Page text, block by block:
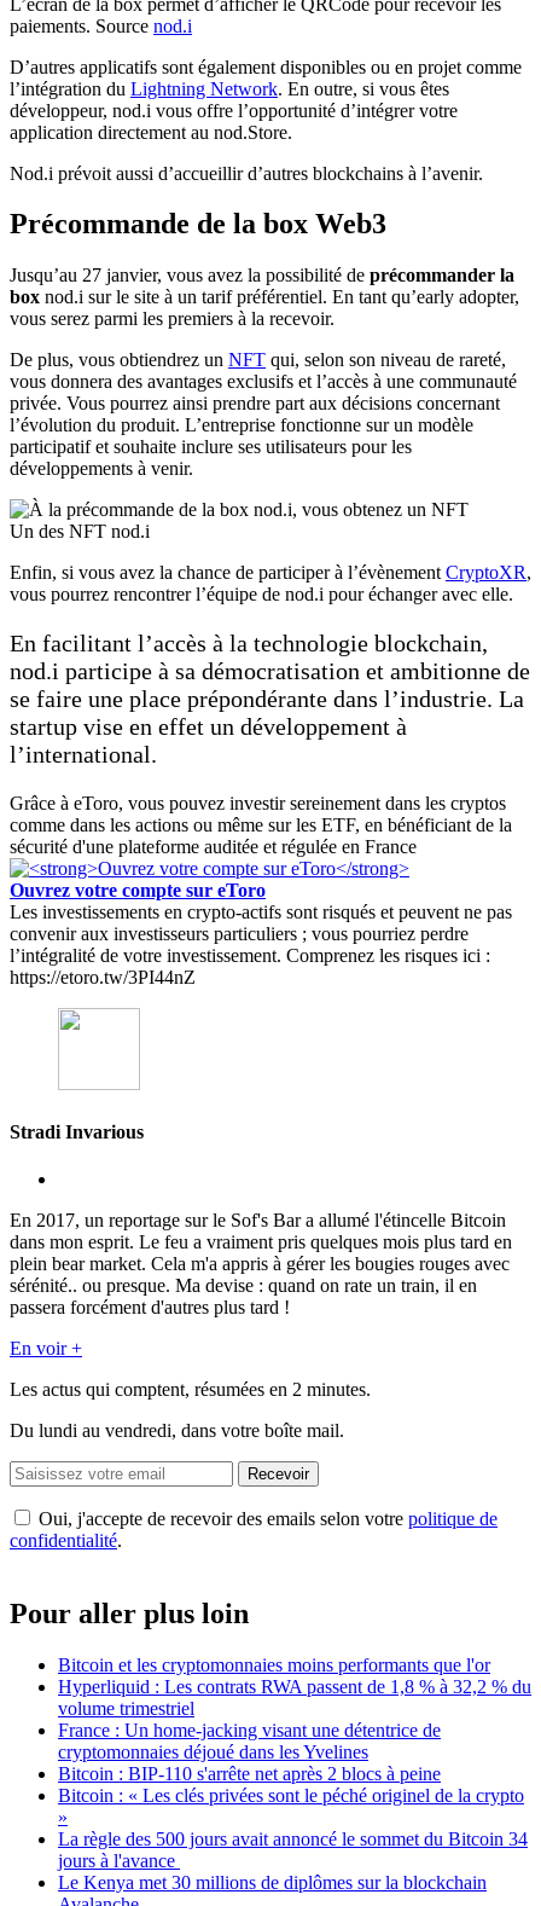
paiements. Source nod.i
D’autres applicatifs sont également disponibles ou en projet comme
l’intégration du Lightning Network. En outre, si vous êtes
développeur, nod.i vous offre l’opportunité d’intégrer votre
application directement au nod.Store.
Nod.i prévoit aussi d’accueillir d’autres blockchains à l’avenir.
Précommande de la box Web3
Jusqu’au 27 janvier, vous avez la possibilité de précommander la
box nod.i sur le site à un tarif préférentiel. En tant qu’early adopter,
vous serez parmi les premiers à la recevoir.
De plus, vous obtiendrez un NFT qui, selon son niveau de rareté,
vous donnera des avantages exclusifs et l’accès à une communauté
privée. Vous pourrez ainsi prendre part aux décisions concernant
l’évolution du produit. L’entreprise fonctionne sur un modèle
participatif et souhaite inclure ses utilisateurs pour les
développements à venir.
Un des NFT nod.i
Enfin, si vous avez la chance de participer à l’évènement CryptoXR,
vous pourrez rencontrer l’équipe de nod.i pour échanger avec elle.
En facilitant l’accès à la technologie blockchain,
nod.i participe à sa démocratisation et ambitionne de
se faire une place prépondérante dans l’industrie. La
startup vise en effet un développement à
l’international.
Grâce à eToro, vous pouvez investir sereinement dans les cryptos
comme dans les actions ou même sur les ETF, en bénéficiant de la
sécurité d'une plateforme auditée et régulée en France
Ouvrez votre compte sur eToro
Les investissements en crypto-actifs sont risqués et peuvent ne pas
convenir aux investisseurs particuliers ; vous pourriez perdre
l’intégralité de votre investissement. Comprenez les risques ici :
https://etoro.tw/3PI44nZ
Stradi Invarious
En 2017, un reportage sur le Sof's Bar a allumé l'étincelle Bitcoin
dans mon esprit. Le feu a vraiment pris quelques mois plus tard en
plein bear market. Cela m'a appris à gérer les bougies rouges avec
sérénité.. ou presque. Ma devise : quand on rate un train, il en
passera forcément d'autres plus tard !
En voir +
Les actus qui comptent, résumées en 2 minutes.
Du lundi au vendredi, dans votre boîte mail.
Recevoir
Oui, j'accepte de recevoir des emails selon votre politique de
confidentialité.
Pour aller plus loin
Bitcoin et les cryptomonnaies moins performants que l'or
Hyperliquid : Les contrats RWA passent de 1,8 % à 32,2 % du
volume trimestriel
France : Un home-jacking visant une détentrice de
cryptomonnaies déjoué dans les Yvelines
Bitcoin : BIP-110 s'arrête net après 2 blocs à peine
Bitcoin : « Les clés privées sont le péché originel de la crypto
»
La règle des 500 jours avait annoncé le sommet du Bitcoin 34
jours à l'avance
Le Kenya met 30 millions de diplômes sur la blockchain